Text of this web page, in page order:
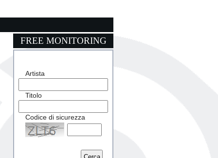
FREE MONITORING
Artista
Titolo
Codice di sicurezza
Captcha